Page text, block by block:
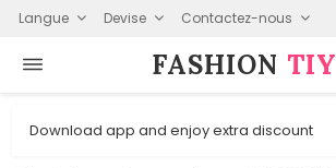
Langue Devise Contactez-nous
FASHION⁠ TIY
Download app and enjoy extra discount